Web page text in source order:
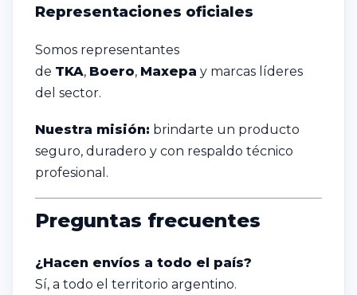
Representaciones oficiales
Somos representantes
de TKA, Boero, Maxepa y marcas líderes
del sector.
Nuestra misión: brindarte un producto
seguro, duradero y con respaldo técnico
profesional.
Preguntas frecuentes
¿Hacen envíos a todo el país?
Sí, a todo el territorio argentino.